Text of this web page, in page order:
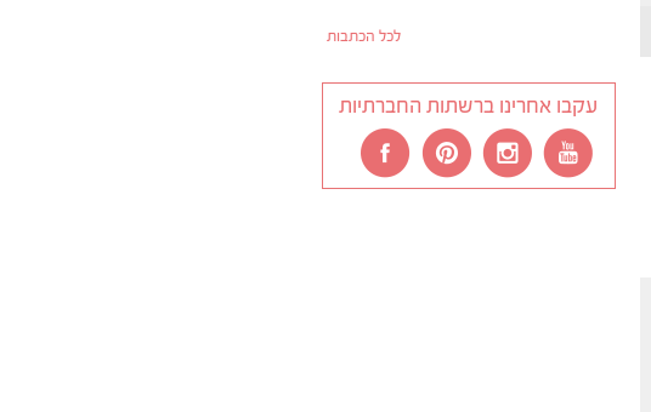
לכל הכתבות
עקבו אחרינו ברשתות החברתיות